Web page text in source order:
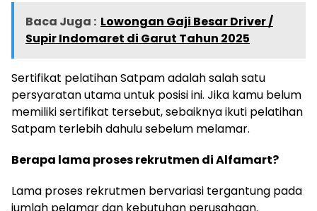
Baca Juga : Lowongan Gaji Besar Driver /
Supir Indomaret di Garut Tahun 2025
Sertifikat pelatihan Satpam adalah salah satu
persyaratan utama untuk posisi ini. Jika kamu belum
memiliki sertifikat tersebut, sebaiknya ikuti pelatihan
Satpam terlebih dahulu sebelum melamar.
Berapa lama proses rekrutmen di Alfamart?
Lama proses rekrutmen bervariasi tergantung pada
jumlah pelamar dan kebutuhan perusahaan.